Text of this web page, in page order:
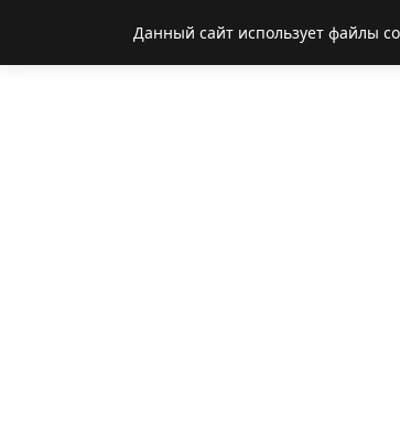
Данный сайт использует файлы